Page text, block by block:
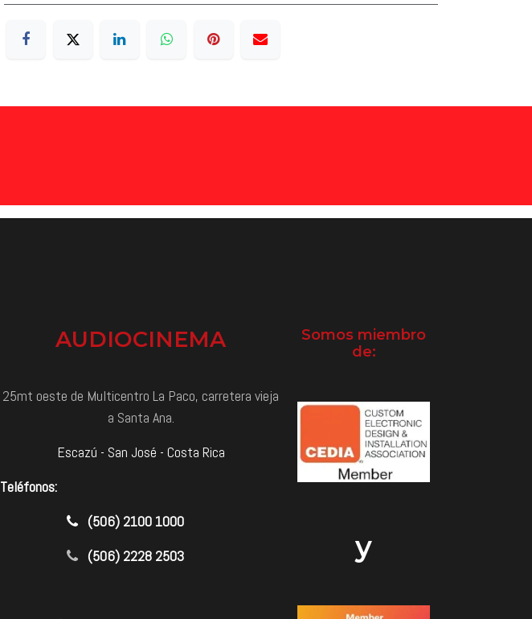
AUDIOCINEMA
25mt oeste de Multicentro La Paco, carretera vieja
a Santa Ana.
Escazú - San José - Costa Rica
Teléfonos:
​(506) 2100 1000
(506) 2228 2503
Somos miembro
de:
y